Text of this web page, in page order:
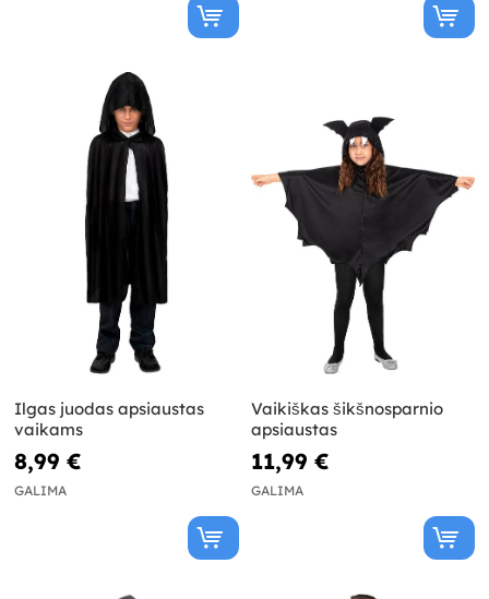
Ilgas juodas apsiaustas
vaikams
8,99 €
GALIMA
Vaikiškas šikšnosparnio
apsiaustas
11,99 €
GALIMA